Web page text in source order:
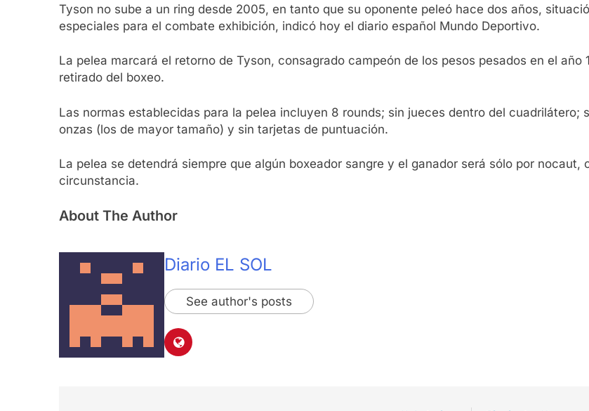
Tyson no sube a un ring desde 2005, en tanto que su oponente peleó hace dos años,
especiales para el combate exhibición, indicó hoy el diario español Mundo Deportivo.
La pelea marcará el retorno de Tyson, consagrado campeón de los pesos pesados en el
retirado del boxeo.
Las normas establecidas para la pelea incluyen 8 rounds; sin jueces dentro del cuadrilátero;
onzas (los de mayor tamaño) y sin tarjetas de puntuación.
La pelea se detendrá siempre que algún boxeador sangre y el ganador será sólo por
circunstancia.
About The Author
Diario EL SOL
See author's posts